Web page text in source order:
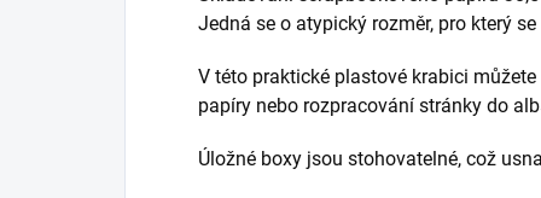
Jedná se o atypický rozměr, pro který
V této praktické plastové krabici
papíry nebo rozpracování stránky do
Úložné boxy jsou stohovatelné, což